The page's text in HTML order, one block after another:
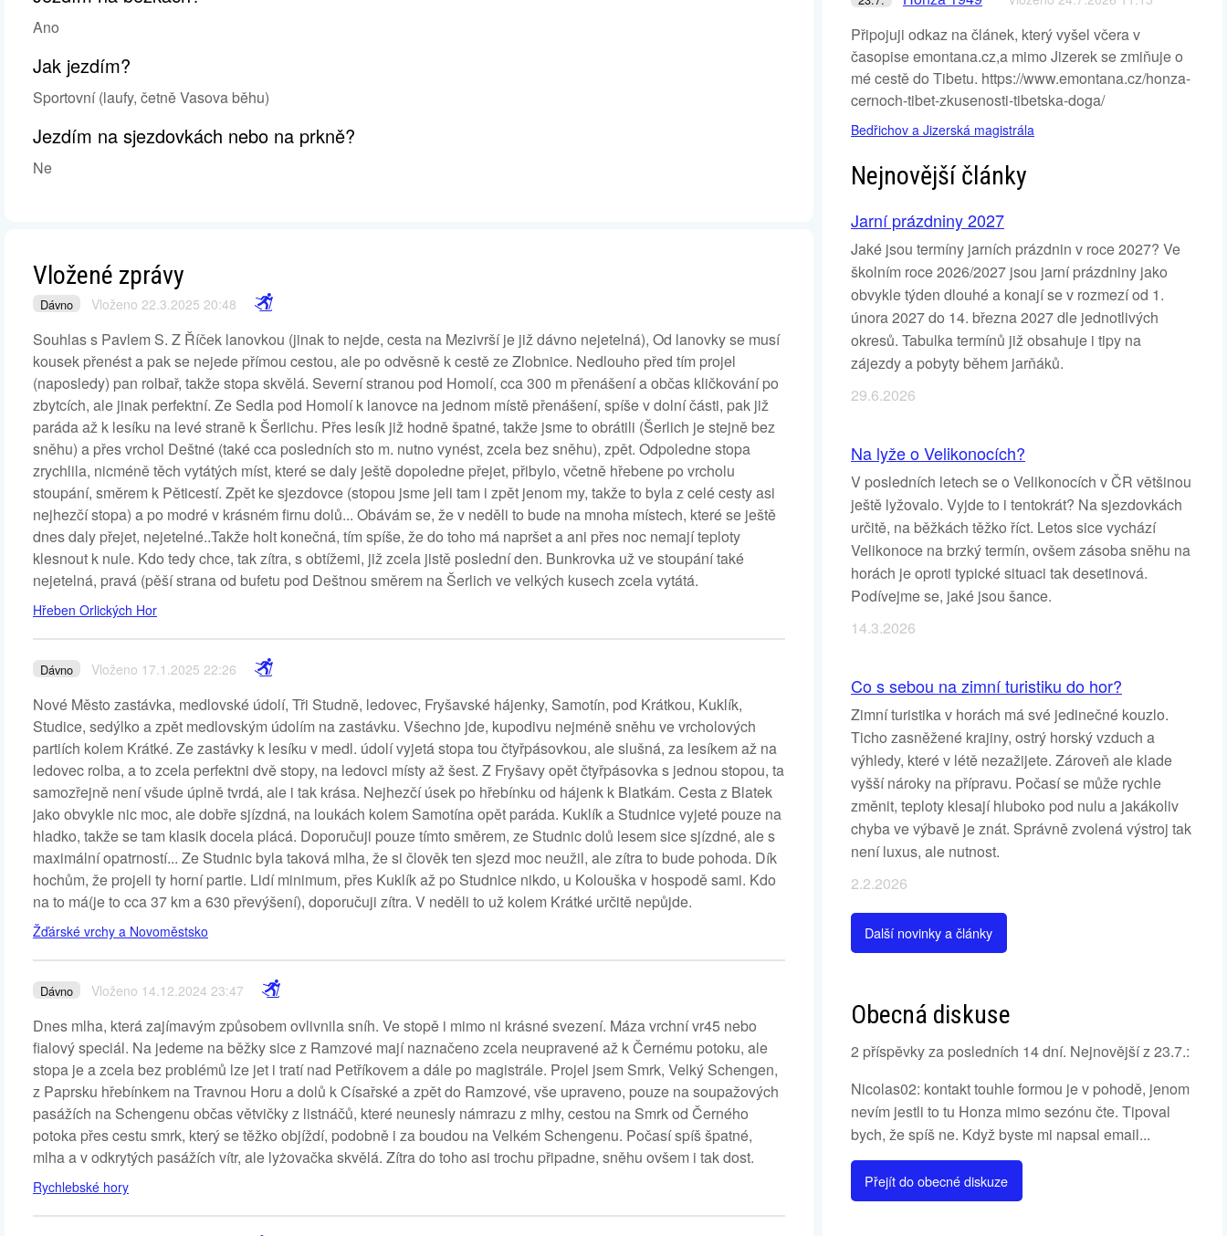
Ano
Jak jezdím?
Sportovní (laufy, četně Vasova běhu)
Jezdím na sjezdovkách nebo na prkně?
Ne
Vložené zprávy
Dávno Vloženo 22.3.2025 20:48
Souhlas s Pavlem S. Z Říček lanovkou (jinak to nejde, cesta na Mezivrší je již dávno nejetelná), Od lanovky se musí
kousek přenést a pak se nejede přímou cestou, ale po odvěsně k cestě ze Zlobnice. Nedlouho před tím projel
(naposledy) pan rolbař, takže stopa skvělá. Severní stranou pod Homolí, cca 300 m přenášení a občas kličkování po
zbytcích, ale jinak perfektní. Ze Sedla pod Homolí k lanovce na jednom místě přenášení, spíše v dolní části, pak již
paráda až k lesíku na levé straně k Šerlichu. Přes lesík již hodně špatné, takže jsme to obrátili (Šerlich je stejně bez
sněhu) a přes vrchol Deštné (také cca posledních sto m. nutno vynést, zcela bez sněhu), zpět. Odpoledne stopa
zrychlila, nicméně těch vytátých míst, které se daly ještě dopoledne přejet, přibylo, včetně hřebene po vrcholu
stoupání, směrem k Pěticestí. Zpět ke sjezdovce (stopou jsme jeli tam i zpět jenom my, takže to byla z celé cesty asi
nejhezčí stopa) a po modré v krásném firnu dolů... Obávám se, že v neděli to bude na mnoha místech, které se ještě
dnes daly přejet, nejetelné..Takže holt konečná, tím spíše, že do toho má napršet a ani přes noc nemají teploty
klesnout k nule. Kdo tedy chce, tak zítra, s obtížemi, již zcela jistě poslední den. Bunkrovka už ve stoupání také
nejetelná, pravá (pěší strana od bufetu pod Deštnou směrem na Šerlich ve velkých kusech zcela vytátá.
Hřeben Orlických Hor
Dávno Vloženo 17.1.2025 22:26
Nové Město zastávka, medlovské údolí, Tři Studně, ledovec, Fryšavské hájenky, Samotín, pod Krátkou, Kuklík,
Studice, sedýlko a zpět medlovským údolím na zastávku. Všechno jde, kupodivu nejméně sněhu ve vrcholových
partiích kolem Krátké. Ze zastávky k lesíku v medl. údolí vyjetá stopa tou čtyřpásovkou, ale slušná, za lesíkem až na
ledovec rolba, a to zcela perfektni dvě stopy, na ledovci místy až šest. Z Fryšavy opět čtyřpásovka s jednou stopou, ta
samozřejně není všude úplně tvrdá, ale i tak krása. Nejhezčí úsek po hřebínku od hájenk k Blatkám. Cesta z Blatek
jako obvykle nic moc, ale dobře sjízdná, na loukách kolem Samotína opět paráda. Kuklík a Studnice vyjeté pouze na
hladko, takže se tam klasik docela plácá. Doporučuji pouze tímto směrem, ze Studnic dolů lesem sice sjízdné, ale s
maximální opatrností... Ze Studnic byla taková mlha, že si člověk ten sjezd moc neužil, ale zítra to bude pohoda. Dík
hochům, že projeli ty horní partie. Lidí minimum, přes Kuklík až po Studnice nikdo, u Kolouška v hospodě sami. Kdo
na to má(je to cca 37 km a 630 převýšení), doporučuji zítra. V neděli to už kolem Krátké určitě nepůjde.
Žďárské vrchy a Novoměstsko
Dávno Vloženo 14.12.2024 23:47
Dnes mlha, která zajímavým způsobem ovlivnila sníh. Ve stopě i mimo ni krásné svezení. Máza vrchní vr45 nebo
fialový speciál. Na jedeme na běžky sice z Ramzové mají naznačeno zcela neupravené až k Černému potoku, ale
stopa je a zcela bez problémů lze jet i tratí nad Petříkovem a dále po magistrále. Projel jsem Smrk, Velký Schengen,
z Paprsku hřebínkem na Travnou Horu a dolů k Císařské a zpět do Ramzové, vše upraveno, pouze na soupažových
pasážích na Schengenu občas větvičky z listnáčů, které neunesly námrazu z mlhy, cestou na Smrk od Černého
potoka přes cestu smrk, který se těžko objíždí, podobně i za boudou na Velkém Schengenu. Počasí spíš špatné,
mlha a v odkrytých pasážích vítr, ale lyżovačka skvělá. Zítra do toho asi trochu připadne, sněhu ovšem i tak dost.
Rychlebské hory
Připojuji odkaz na článek, který vyšel včera v
časopise emontana.cz,a mimo Jizerek se zmiňuje o
mé cestě do Tibetu. https://www.emontana.cz/honza-
cernoch-tibet-zkusenosti-tibetska-doga/
Bedřichov a Jizerská magistrála
Nejnovější články
Jarní prázdniny 2027
Jaké jsou termíny jarních prázdnin v roce 2027? Ve
školním roce 2026/2027 jsou jarní prázdniny jako
obvykle týden dlouhé a konají se v rozmezí od 1.
února 2027 do 14. března 2027 dle jednotlivých
okresů. Tabulka termínů již obsahuje i tipy na
zájezdy a pobyty během jarňáků.
29.6.2026
Na lyže o Velikonocích?
V posledních letech se o Velikonocích v ČR většinou
ještě lyžovalo. Vyjde to i tentokrát? Na sjezdovkách
určitě, na běžkách těžko říct. Letos sice vychází
Velikonoce na brzký termín, ovšem zásoba sněhu na
horách je oproti typické situaci tak desetinová.
Podívejme se, jaké jsou šance.
14.3.2026
Co s sebou na zimní turistiku do hor?
Zimní turistika v horách má své jedinečné kouzlo.
Ticho zasněžené krajiny, ostrý horský vzduch a
výhledy, které v létě nezažijete. Zároveň ale klade
vyšší nároky na přípravu. Počasí se může rychle
změnit, teploty klesají hluboko pod nulu a jakákoliv
chyba ve výbavě je znát. Správně zvolená výstroj tak
není luxus, ale nutnost.
2.2.2026
Další novinky a články
Obecná diskuse
2 příspěvky za posledních 14 dní. Nejnovější z 23.7.:
Nicolas02: kontakt touhle formou je v pohodě, jenom
nevím jestli to tu Honza mimo sezónu čte. Tipoval
bych, že spíš ne. Když byste mi napsal email...
Přejít do obecné diskuze